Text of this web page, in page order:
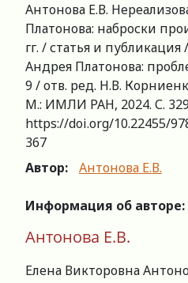
Антонова Е.В.
Платонова: наброски
гг. / статья и
Андрея Платонова:
9 / отв. ред. Н.В.
М.: ИМЛИ РАН, 2024. С.
https://doi.org/10.22455/
367
Автор:
Антонова Е.В.
Информация об авторе:
Антонова Е.В.
Елена Викторовна